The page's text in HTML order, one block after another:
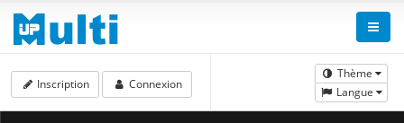
Thème
Langue
Inscription Connexion